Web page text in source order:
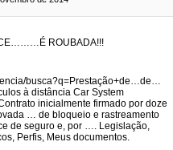
ROUBADA!!!
busca?q=Prestação+de…de…
à distância Car System
inicialmente firmado por doze
… de bloqueio e rastreamento
de seguro e, por …. Legislação,
Perfis, Meus documentos.